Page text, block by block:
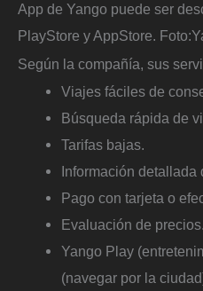
App de Yango puede ser
PlayStore y AppStore. Foto:
Según la compañía, sus
Viajes fáciles de
Búsqueda rápida de
Tarifas bajas.
Información
Pago con tarjeta o
Evaluación de precios.
Yango Play
(navegar por la